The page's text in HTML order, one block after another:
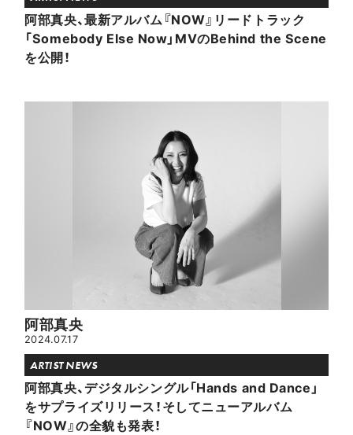
阿部真央、最新アルバム『NOW』リードトラック
「Somebody Else Now」MVのBehind the Scene
を公開！
阿部真央
2024.07.17
ARTIST NEWS
阿部真央、デジタルシングル「Hands and Dance」
をサプライズリリース！そしてニューアルバム
『NOW』の全貌も発表！